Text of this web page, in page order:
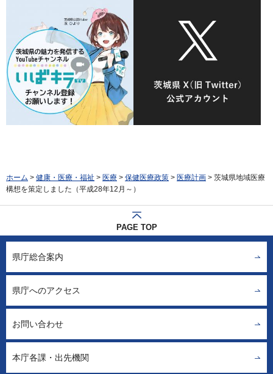
ホーム > 健康・医療・福祉 > 医療 > 保健医療政策 > 医療計画 > 茨城県地域医療
構想を策定しました（平成28年12月～）
PAGE TOP
県庁総合案内
県庁へのアクセス
お問い合わせ
本庁各課・出先機関